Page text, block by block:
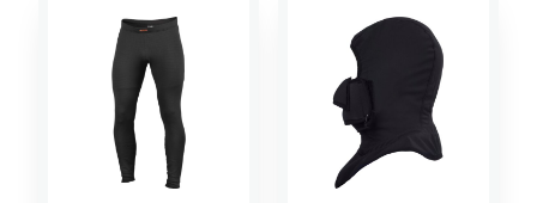
CHAUSSETTES ACCESSOIRES